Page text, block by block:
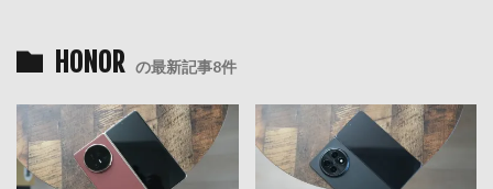
HONOR の最新記事8件